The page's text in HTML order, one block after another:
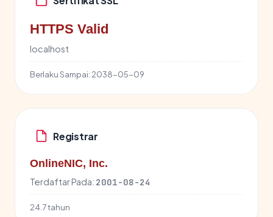
HTTPS Valid
localhost
Berlaku Sampai: 2038-05-09
Registrar
OnlineNIC, Inc.
Terdaftar Pada: 2001-08-24
24.7 tahun